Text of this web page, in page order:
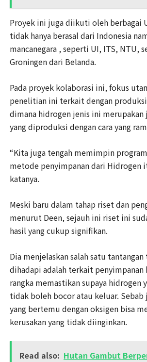
Proyek ini juga diikuti oleh berbagai
tidak hanya berasal dari Indonesia
mancanegara , seperti UI, ITS, NTU,
Groningen dari Belanda.
Pada proyek kolaborasi ini, fokus
penelitian ini terkait dengan
dimana hidrogen jenis ini merupakan
yang diproduksi dengan cara yang
“Kita juga tengah memimpin
metode penyimpanan dari Hidrogen
katanya.
Meski baru dalam tahap riset dan
menurut Deen, sejauh ini riset ini
hasil yang cukup signifikan.
Dia menjelaskan salah satu tantangan
dihadapi adalah terkait penyimpanan
rangka memastikan supaya hidrogen
tidak boleh bocor atau keluar.
yang bertemu dengan oksigen bisa
kerusakan yang tidak diinginkan.
Read also: Hutan Gambut